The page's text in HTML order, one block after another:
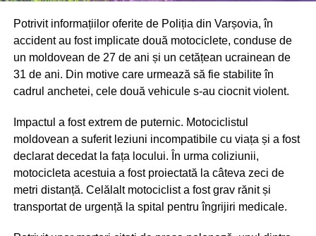
Potrivit informațiilor oferite de Poliția din Varșovia, în
accident au fost implicate două motociclete, conduse de
un moldovean de 27 de ani și un cetățean ucrainean de
31 de ani. Din motive care urmează să fie stabilite în
cadrul anchetei, cele două vehicule s-au ciocnit violent.
Impactul a fost extrem de puternic. Motociclistul
moldovean a suferit leziuni incompatibile cu viața și a fost
declarat decedat la fața locului. În urma coliziunii,
motocicleta acestuia a fost proiectată la câteva zeci de
metri distanță. Celălalt motociclist a fost grav rănit și
transportat de urgență la spital pentru îngrijiri medicale.